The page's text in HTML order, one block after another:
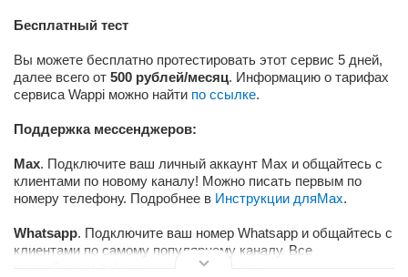
Бесплатный тест
Вы можете бесплатно протестировать этот сервис 5 дней,
далее всего от 500 рублей/месяц. Информацию о тарифах
сервиса Wappi можно найти по ссылке.
Поддержка мессенджеров:
Max. Подключите ваш личный аккаунт Max и общайтесь с
клиентами по новому каналу! Можно писать первым по
номеру телефону. Подробнее в Инструкции дляMax.
Whatsapp. Подключите ваш номер Whatsapp и общайтесь с
клиентами по самому популярному каналу. Все
Инструкции для